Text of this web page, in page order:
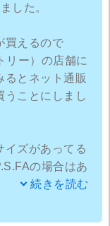
した。
買えるので
リー）の店舗に
るとネット通販
うことにしまし
イズがあってる
の場合はあ
あればそれを通
とがある人に
続きを読む